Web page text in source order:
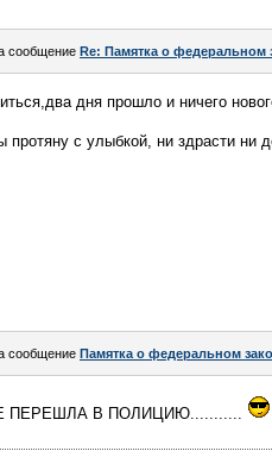
сообщение Re: Памятка о федеральном
дня прошло и ничего
протяну с улыбкой, ни здрасти ни
сообщение Памятка о федеральном
ПЕРЕШЛА В ПОЛИЦИЮ...........